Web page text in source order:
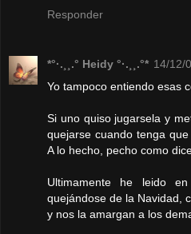
Responder
*°·.¸¸.° Heidy °·.¸¸.°* 14/12/
Yo tampoco entiendo esas
Si uno quiso jugarsela y
quejarse cuando tenga
A lo hecho, pecho como
Ultimamente he leido
quejándose de la Navidad,
y nos la amargan a los